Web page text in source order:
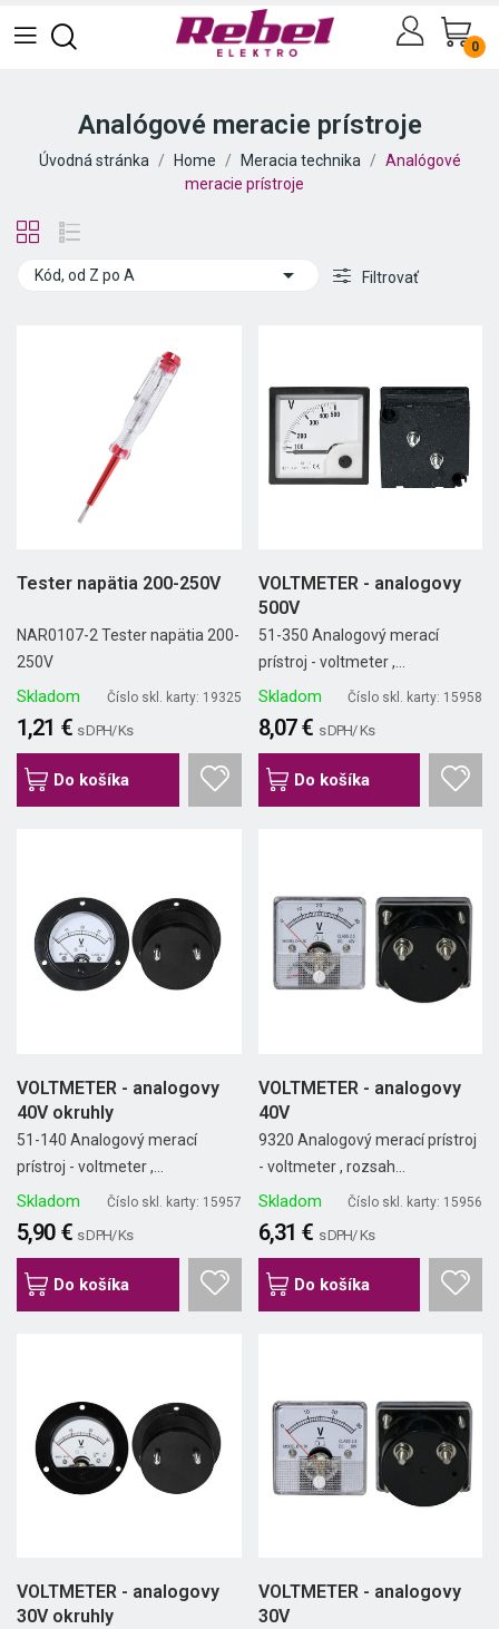
0
Analógové meracie prístroje
Úvodná stránka Home Meracia technika
Analógové
meracie prístroje
Kód, od Z po A  Filtrovať
Tester napätia 200-250V
NAR0107-2 Tester napätia 200-
250V
Skladom Číslo skl. karty: 19325
1,21 € s DPH/ Ks
Do košíka
VOLTMETER - analogovy
500V
51-350 Analogový merací
prístroj - voltmeter ,...
Skladom Číslo skl. karty: 15958
8,07 € s DPH/ Ks
Do košíka
VOLTMETER - analogovy
40V okruhly
51-140 Analogový merací
prístroj - voltmeter ,...
Skladom Číslo skl. karty: 15957
5,90 € s DPH/ Ks
Do košíka
VOLTMETER - analogovy
40V
9320 Analogový merací prístroj
- voltmeter , rozsah...
Skladom Číslo skl. karty: 15956
6,31 € s DPH/ Ks
Do košíka
VOLTMETER - analogovy
30V okruhly
VOLTMETER - analogovy
30V